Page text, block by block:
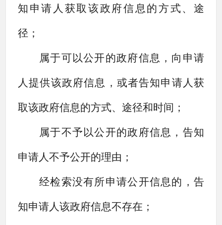
知申请人获取该政府信息的方式、途
径；
属于可以公开的政府信息，向申请
人提供该政府信息，或者告知申请人获
取该政府信息的方式、途径和时间；
属于不予以公开的政府信息，告知
申请人不予公开的理由；
经检索没有所申请公开信息的，告
知申请人该政府信息不存在；